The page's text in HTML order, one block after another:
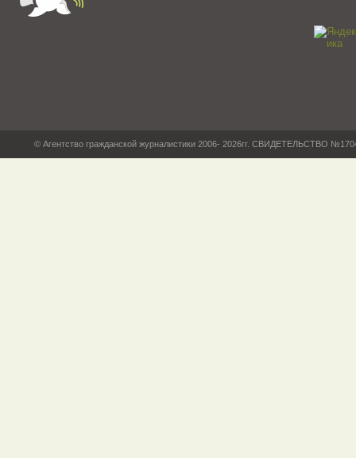
© Агентство гражданской журналистики 2006- 2026гг. СВИДЕТЕЛЬСТВО